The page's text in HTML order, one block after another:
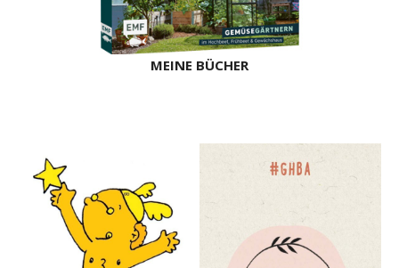
MEINE BÜCHER